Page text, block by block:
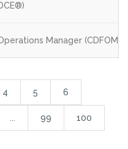
Manager (CDFOM®)
4 5 6
99 100